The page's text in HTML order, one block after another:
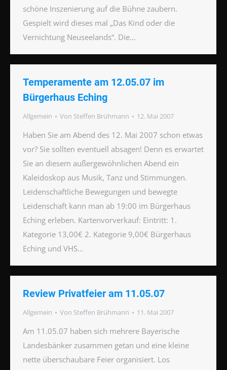
schöne Inszenierung auf die Bühne zaubern.
Gespielt wird dieses mal „Das Kind oder die
Vernichtung Neuseelands“. Die…
Temperamente am 12.05.07 im
Bürgerhaus Eching
Allgemein Von Steffen Brühmann 12. Mai 2007
Haben Sie am Abend des 12. Mai 2007 schon etwas
vor? Sie sollten eventuell absagen! Denn es erwartet
Sie an diesem außergewöhnlichen Abend ein
Kaleidoskop aus Musik, Tanz und Stimmungen.
Leidenschaftliche Bewegungen und bewegte
Leidenschaft kann man ab 19:00 im Bürgerhaus
Eching erleben. Kartenvorverkauf: Eintritt: 1.
Kategorie 13,00€ 2. Kategorie 9,00€ Bürgerhaus
Eching und VHS…
Review Privatfeier am 11.05.07
Allgemein Von Steffen Brühmann 11. Mai 2007
Am 11.05.07 haben sich mehrere Bayerische
Landesbänker zusammen getan und eine kleine
nette überschaubare Feier organisiert. Los